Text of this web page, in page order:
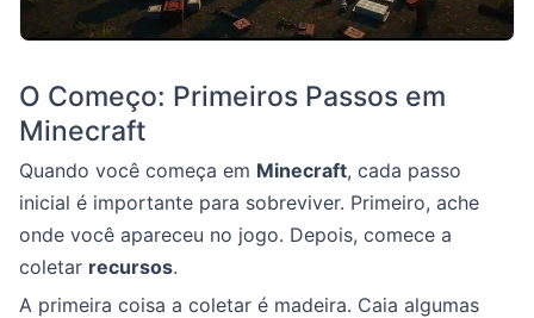
O Começo: Primeiros Passos em
Minecraft
Quando você começa em Minecraft, cada passo
inicial é importante para sobreviver. Primeiro, ache
onde você apareceu no jogo. Depois, comece a
coletar recursos.
A primeira coisa a coletar é madeira. Caia algumas